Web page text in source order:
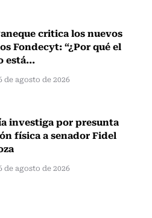
critica los nuevos
Fondecyt: “¿Por qué el
está...
de agosto de 2026
investiga por presunta
física a senador Fidel
de agosto de 2026